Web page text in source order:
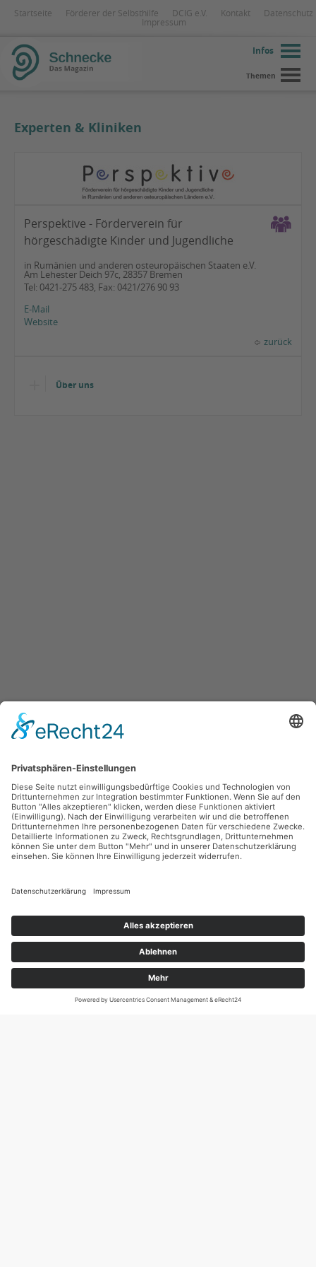
Startseite Förderer der Selbsthilfe DCIG e.V. Kontakt
Datenschutz
Impressum
Infos
Themen
Experten & Kliniken
Perspektive - Förderverein für
hörgeschädigte Kinder und Jugendliche
in Rumänien und anderen osteuropäischen Staaten e.V.
Am Lehester Deich 97c, 28357 Bremen
Tel: 0421-275 483, Fax: 0421/276 90 93
E-Mail
Website
zurück
Über uns